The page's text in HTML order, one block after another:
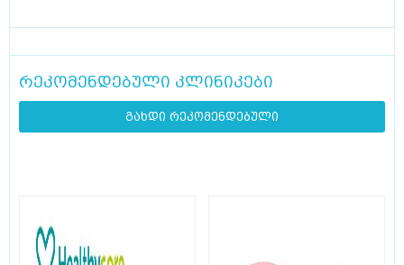
რეკომენდებული კლინიკები
გახდი რეკომენდებული